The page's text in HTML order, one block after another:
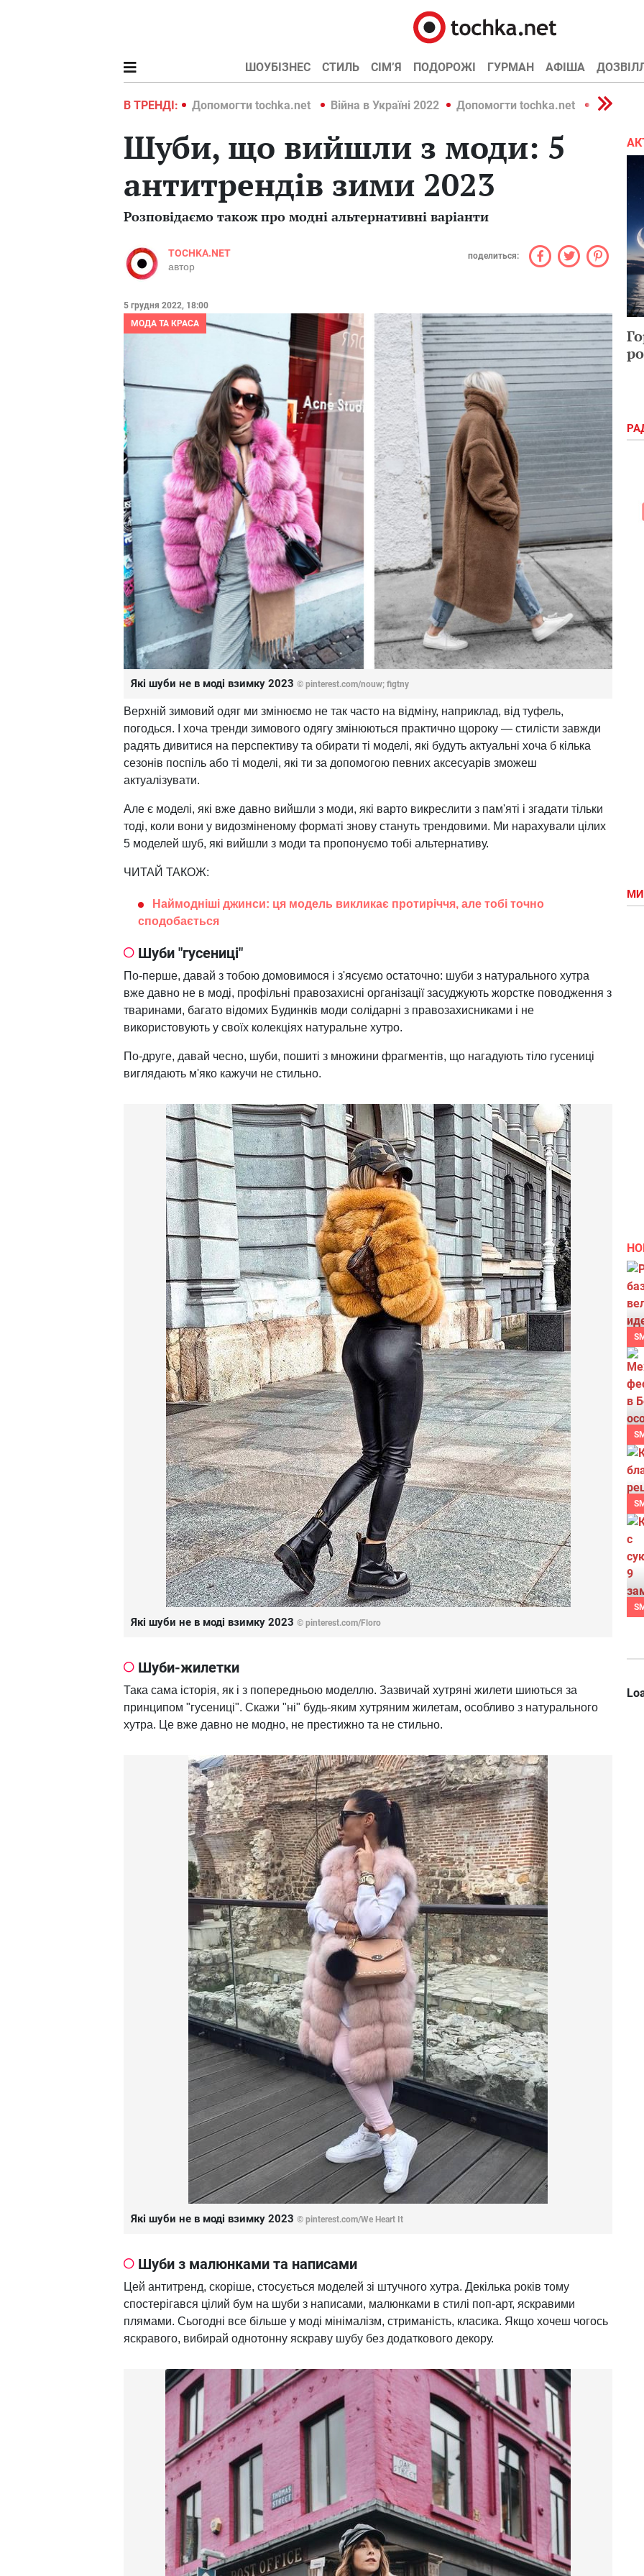
ШОУБІЗНЕС СТИЛЬ СІМ’Я ПОДОРОЖІ ГУРМАН АФІША
В ТРЕНДІ:
Війна в Україні 2022 Допомогти tochka.net Війна в Україні 2022 Допомогти tochka.net Війна в
Шуби, що вийшли з моди: 5
антитрендів зими 2023
Розповідаємо також про модні альтернативні варіанти
TOCHKA.NET
автор
поделиться:
5 грудня 2022, 18:00
МОДА ТА КРАСА
Які шуби не в моді взимку 2023 © pinterest.com/nouw; figtny
Верхній зимовий одяг ми змінюємо не так часто на відміну, наприклад, від туфель,
погодься. І хоча тренди зимового одягу змінюються практично щороку — стилісти завжди
радять дивитися на перспективу та обирати ті моделі, які будуть актуальні хоча б кілька
сезонів поспіль або ті моделі, які ти за допомогою певних аксесуарів зможеш
актуалізувати.
Але є моделі, які вже давно вийшли з моди, які варто викреслити з пам'яті і згадати тільки
тоді, коли вони у видозміненому форматі знову стануть трендовими. Ми нарахували цілих
5 моделей шуб, які вийшли з моди та пропонуємо тобі альтернативу.
ЧИТАЙ ТАКОЖ:
Наймодніші джинси: ця модель викликає протиріччя, але тобі точно
сподобається
Шуби "гусениці"
По-перше, давай з тобою домовимося і з'ясуємо остаточно: шуби з натурального хутра
вже давно не в моді, профільні правозахисні організації засуджують жорстке поводження з
тваринами, багато відомих Будинків моди солідарні з правозахисниками і не
використовують у своїх колекціях натуральне хутро.
По-друге, давай чесно, шуби, пошиті з множини фрагментів, що нагадують тіло гусениці
виглядають м'яко кажучи не стильно.
Які шуби не в моді взимку 2023 © pinterest.com/Floro
Шуби-жилетки
Така сама історія, як і з попередньою моделлю. Зазвичай хутряні жилети шиються за
принципом "гусениці". Скажи "ні" будь-яким хутряним жилетам, особливо з натурального
хутра. Це вже давно не модно, не престижно та не стильно.
Які шуби не в моді взимку 2023 © pinterest.com/We Heart It
Шуби з малюнками та написами
Цей антитренд, скоріше, стосується моделей зі штучного хутра. Декілька років тому
спостерігався цілий бум на шуби з написами, малюнками в стилі поп-арт, яскравими
плямами. Сьогодні все більше у моді мінімалізм, стриманість, класика. Якщо хочеш чогось
яскравого, вибирай однотонну яскраву шубу без додаткового декору.